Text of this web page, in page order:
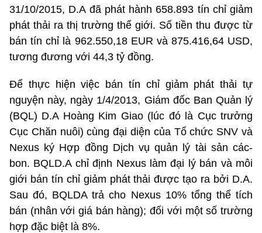
31/10/2015, D.A đã phát hành 658.893 tín chỉ giảm
phát thải ra thị trường thế giới. Số tiền thu được từ
bán tín chỉ là 962.550,18 EUR và 875.416,64 USD,
tương đương với 44,3 tỷ đồng.
Để thực hiện việc bán tín chỉ giảm phát thải tự
nguyện này, ngày 1/4/2013, Giám đốc Ban Quản lý
(BQL) D.A Hoàng Kim Giao (lúc đó là Cục trưởng
Cục Chăn nuôi) cùng đại diện của Tổ chức SNV và
Nexus ký Hợp đồng Dịch vụ quản lý tài sản các-
bon. BQLD.A chỉ định Nexus làm đại lý bán và môi
giới bán tín chỉ giảm phát thải được tạo ra bởi D.A.
Sau đó, BQLDA trả cho Nexus 10% tổng thể tích
bán (nhân với giá bán hàng); đối với một số trường
hợp đặc biệt là 8%.